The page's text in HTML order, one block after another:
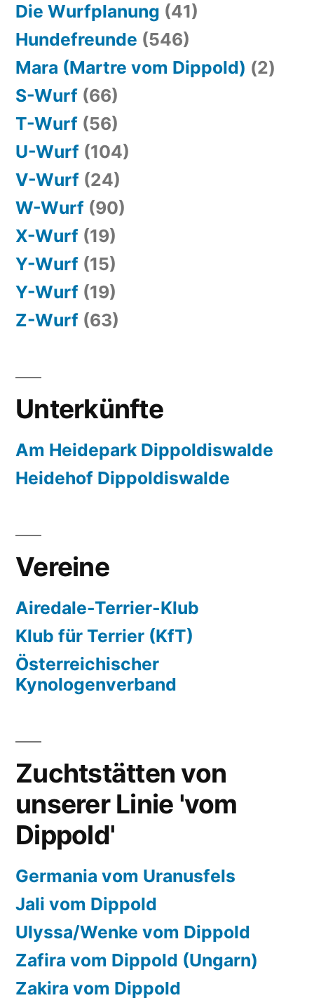
Die Wurfplanung (41)
Hundefreunde (546)
Mara (Martre vom Dippold) (2)
S-Wurf (66)
T-Wurf (56)
U-Wurf (104)
V-Wurf (24)
W-Wurf (90)
X-Wurf (19)
Y-Wurf (15)
Y-Wurf (19)
Z-Wurf (63)
Unterkünfte
Am Heidepark Dippoldiswalde
Heidehof Dippoldiswalde
Vereine
Airedale-Terrier-Klub
Klub für Terrier (KfT)
Österreichischer
Kynologenverband
Zuchtstätten von
unserer Linie 'vom
Dippold'
Germania vom Uranusfels
Jali vom Dippold
Ulyssa/Wenke vom Dippold
Zafira vom Dippold (Ungarn)
Zakira vom Dippold